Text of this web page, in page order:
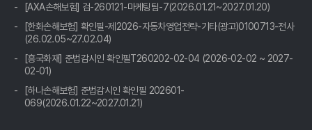
자동차보험료 아끼는 꿀팁: 비교견적사이트 200% 활용법
자동차보험료 아끼는 꿀팁: 비교견적 사이트 활용, 숨은 혜택 찾고
'0'원 보험 만드는 비법 공개!
운전자 필수 앱?! 자동차보험료 비교견적, 안 쓰면 손해인 이유
[AXA손해보험] 검-260121-마케팅팀-7(2026.01.21~2027.01.20)
[한화손해보험] 확인필-제2026-자동차영업전략-기타(광고)0100713-전사
(26.02.05~27.02.04)
[흥국화재] 준법감시인 확인필T260202-02-04 (2026-02-02 ~ 2027-
02-01)
[하나손해보험] 준법감시인 확인필 202601-
069(2026.01.22~2027.01.21)